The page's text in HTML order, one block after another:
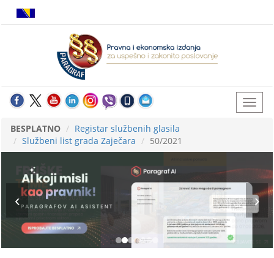
BESPLATNO
Registar službenih glasila
Službeni list grada Zaječara
50/2021